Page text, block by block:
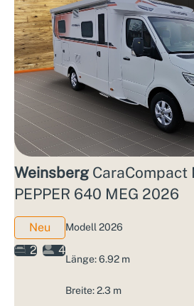
Weinsberg CaraCompact
PEPPER 640 MEG 2026
Neu
2
4
Modell 2026
Länge: 6.92 m
Breite: 2.3 m